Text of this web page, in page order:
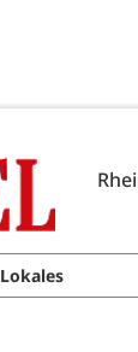
Lokales